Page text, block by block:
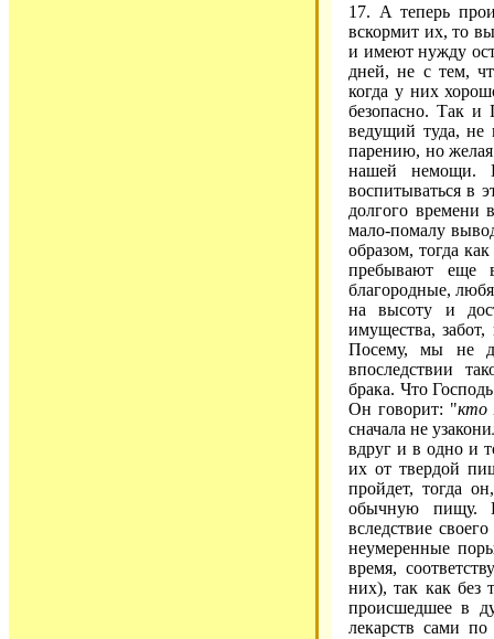
17. А теперь
вскормит их, то
и имеют нужду
дней, не с тем,
когда у них
безопасно. Так и
ведущий туда, не
парению, но
нашей немощи.
воспитываться в
долгого времени
мало-помалу
образом, тогда
пребывают еще
благородные,
на высоту и
имущества,
Посему, мы не
впоследствии
брака. Что
Он говорит: "кто
сначала не
вдруг и в одно и
их от твердой
пройдет, тогда
обычную пищу.
вследствие
неумеренные
время,
них), так как без
происшедшее в
лекарств сами